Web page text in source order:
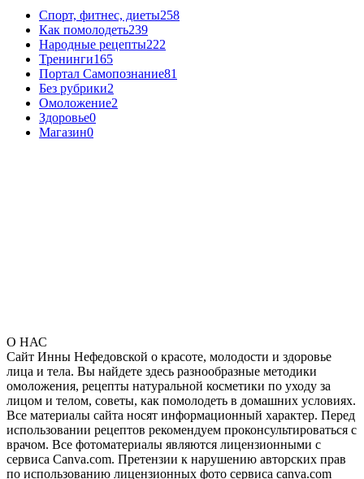
Спорт, фитнес, диеты258
Как помолодеть239
Народные рецепты222
Тренинги165
Портал Самопознание81
Без рубрики2
Омоложение2
Здоровье0
Магазин0
О НАС
Сайт Инны Нефедовской о красоте, молодости и здоровье
лица и тела. Вы найдете здесь разнообразные методики
омоложения, рецепты натуральной косметики по уходу за
лицом и телом, советы, как помолодеть в домашних условиях.
Все материалы сайта носят информационный характер. Перед
использовании рецептов рекомендуем проконсультироваться с
врачом. Все фотоматериалы являются лицензионными с
сервиса Canva.com. Претензии к нарушению авторских прав
по использованию лицензионных фото сервиса canva.com